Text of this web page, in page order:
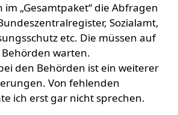
„Gesamtpaket“ die Abfragen
Sozialamt,
etc. Die müssen auf
warten.
den Behörden ist ein weiterer
Von fehlenden
ich erst gar nicht sprechen.